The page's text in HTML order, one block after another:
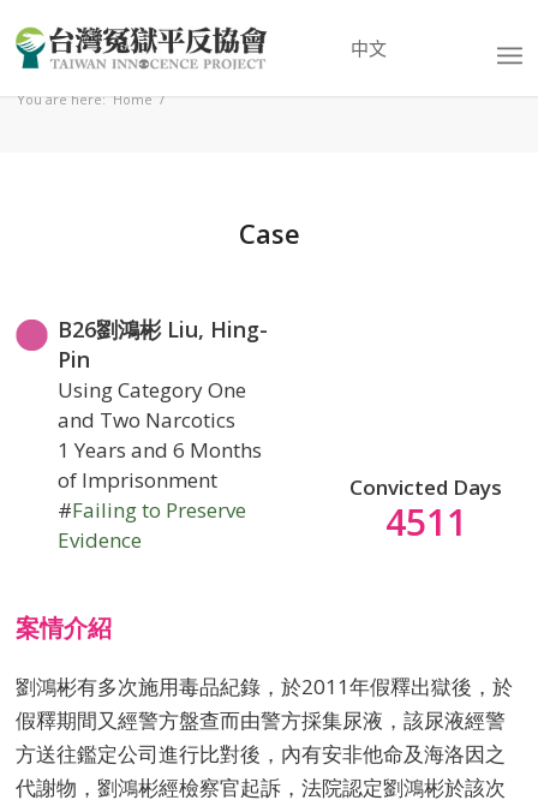
中文
You are here: Home /
Case
Convicted Days
4511
B26劉鴻彬 Liu, Hing-
Pin
Using Category One
and Two Narcotics
1 Years and 6 Months
of Imprisonment
#Failing to Preserve
Evidence
案情介紹
劉鴻彬有多次施用毒品紀錄，於2011年假釋出獄後，於
假釋期間又經警方盤查而由警方採集尿液，該尿液經警
方送往鑑定公司進行比對後，內有安非他命及海洛因之
代謝物，劉鴻彬經檢察官起訴，法院認定劉鴻彬於該次